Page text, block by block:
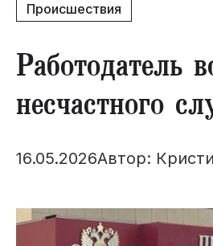
Происшествия
Работодатель
несчастного
16.05.2026Автор: